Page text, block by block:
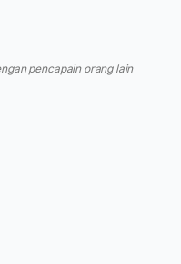
pencapain orang lain